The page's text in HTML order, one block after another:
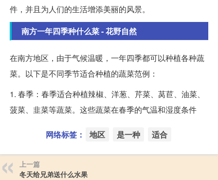
件，并且为人们的生活增添美丽的风景。
南方一年四季种什么菜 - 花野自然
在南方地区，由于气候温暖，一年四季都可以种植各种蔬
菜。以下是不同季节适合种植的蔬菜范例：
1. 春季：春季适合种植辣椒、洋葱、芹菜、莴苣、油菜、
菠菜、韭菜等蔬菜。这些蔬菜在春季的气温和湿度条件
网络标签： 地区 是一种 适合
上一篇
冬天给兄弟送什么水果